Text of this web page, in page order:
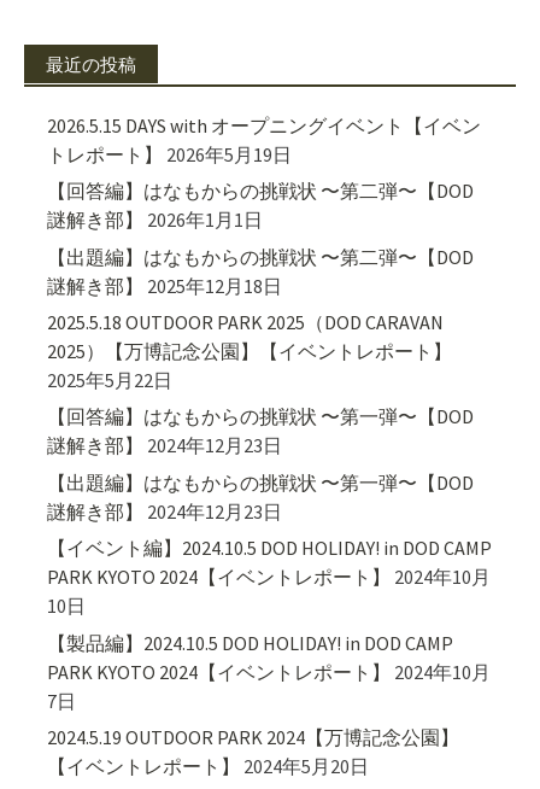
最近の投稿
2026.5.15 DAYS with オープニングイベント【イベン
トレポート】
2026年5月19日
【回答編】はなもからの挑戦状 〜第二弾〜【DOD
謎解き部】
2026年1月1日
【出題編】はなもからの挑戦状 〜第二弾〜【DOD
謎解き部】
2025年12月18日
2025.5.18 OUTDOOR PARK 2025（DOD CARAVAN
2025）【万博記念公園】【イベントレポート】
2025年5月22日
【回答編】はなもからの挑戦状 〜第一弾〜【DOD
謎解き部】
2024年12月23日
【出題編】はなもからの挑戦状 〜第一弾〜【DOD
謎解き部】
2024年12月23日
【イベント編】2024.10.5 DOD HOLIDAY! in DOD CAMP
PARK KYOTO 2024【イベントレポート】
2024年10月
10日
【製品編】2024.10.5 DOD HOLIDAY! in DOD CAMP
PARK KYOTO 2024【イベントレポート】
2024年10月
7日
2024.5.19 OUTDOOR PARK 2024【万博記念公園】
【イベントレポート】
2024年5月20日